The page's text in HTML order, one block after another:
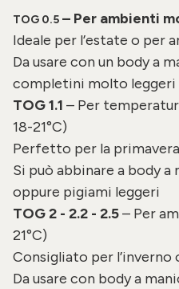
TOG 0.5 – Per ambienti
Ideale per l’estate o per
Da usare con un body a
completini molto leggeri
TOG 1.1 – Per
18-21°C)
Perfetto per la
Si può abbinare a body a
oppure pigiami leggeri
TOG 2 - 2.2 - 2.5– Per
21°C)
Consigliato per
Da usare con body a